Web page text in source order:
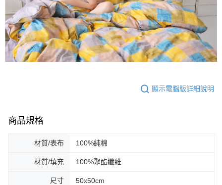
顯示電腦版詳細說明
商品規格
材質/表布 100%純棉
材質/填充 100%聚酯纖維
尺寸 50x50cm